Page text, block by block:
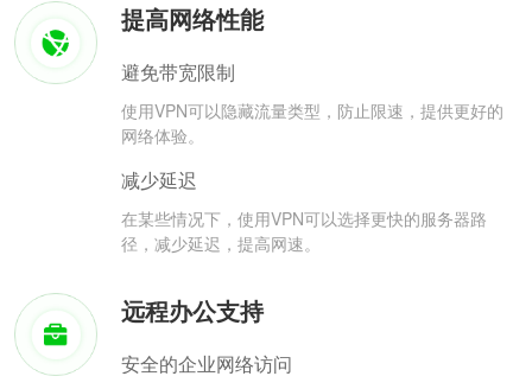
提高网络性能
避免带宽限制
使用VPN可以隐藏流量类型，防止限速，提供更好的
网络体验。
减少延迟
在某些情况下，使用VPN可以选择更快的服务器路
径，减少延迟，提高网速。
远程办公支持
安全的企业网络访问